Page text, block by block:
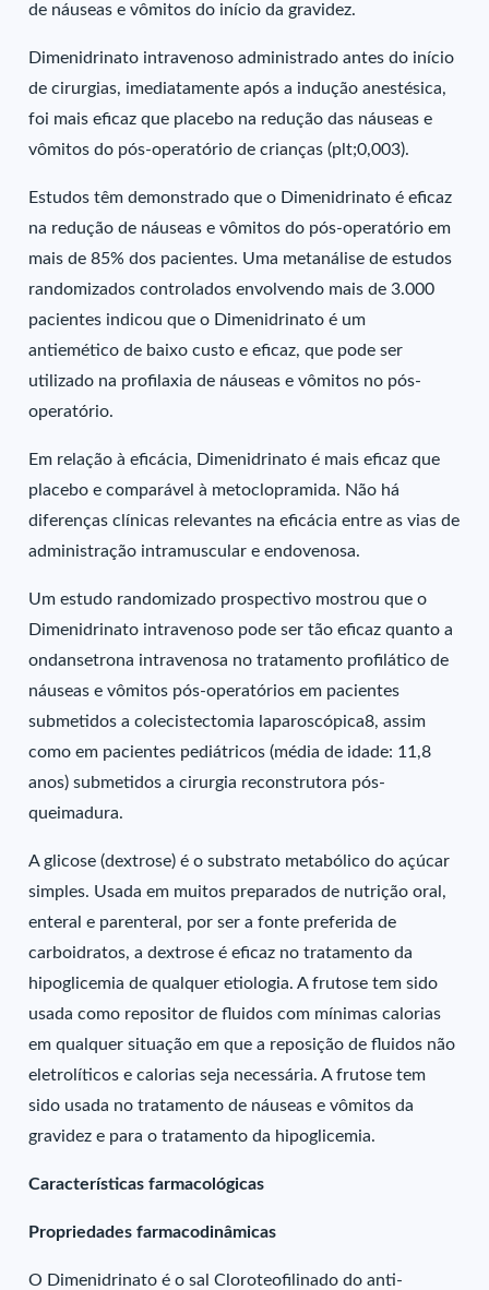
de náuseas e vômitos do início da gravidez.
Dimenidrinato intravenoso administrado antes do início
de cirurgias, imediatamente após a indução anestésica,
foi mais eficaz que placebo na redução das náuseas e
vômitos do pós-operatório de crianças (plt;0,003).
Estudos têm demonstrado que o Dimenidrinato é eficaz
na redução de náuseas e vômitos do pós-operatório em
mais de 85% dos pacientes. Uma metanálise de estudos
randomizados controlados envolvendo mais de 3.000
pacientes indicou que o Dimenidrinato é um
antiemético de baixo custo e eficaz, que pode ser
utilizado na profilaxia de náuseas e vômitos no pós-
operatório.
Em relação à eficácia, Dimenidrinato é mais eficaz que
placebo e comparável à metoclopramida. Não há
diferenças clínicas relevantes na eficácia entre as vias de
administração intramuscular e endovenosa.
Um estudo randomizado prospectivo mostrou que o
Dimenidrinato intravenoso pode ser tão eficaz quanto a
ondansetrona intravenosa no tratamento profilático de
náuseas e vômitos pós-operatórios em pacientes
submetidos a colecistectomia laparoscópica8, assim
como em pacientes pediátricos (média de idade: 11,8
anos) submetidos a cirurgia reconstrutora pós-
queimadura.
A glicose (dextrose) é o substrato metabólico do açúcar
simples. Usada em muitos preparados de nutrição oral,
enteral e parenteral, por ser a fonte preferida de
carboidratos, a dextrose é eficaz no tratamento da
hipoglicemia de qualquer etiologia. A frutose tem sido
usada como repositor de fluidos com mínimas calorias
em qualquer situação em que a reposição de fluidos não
eletrolíticos e calorias seja necessária. A frutose tem
sido usada no tratamento de náuseas e vômitos da
gravidez e para o tratamento da hipoglicemia.
Características farmacológicas
Propriedades farmacodinâmicas
O Dimenidrinato é o sal Cloroteofilinado do anti-